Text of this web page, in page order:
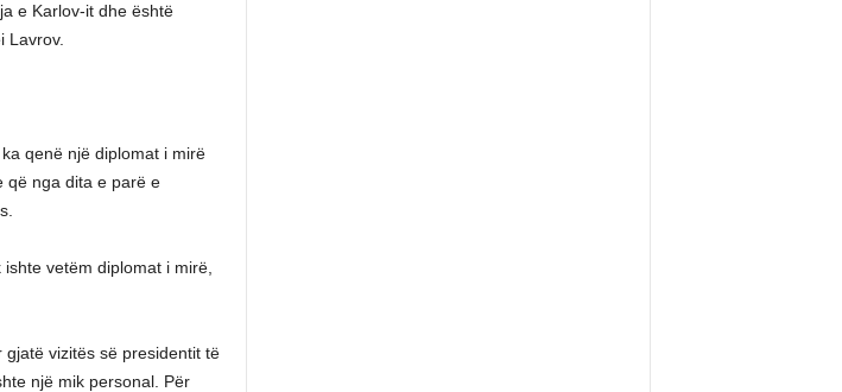
e Karlov-it dhe është
Lavrov.
qenë një diplomat i mirë
që nga dita e parë e
vetëm diplomat i mirë,
vizitës së presidentit të
një mik personal. Për